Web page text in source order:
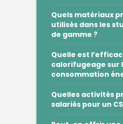
Quels matériaux
utilisés dans les
de gamme ?
Quelle est
calorifugeage sur
consommation
Quelles activités
salariés pour un